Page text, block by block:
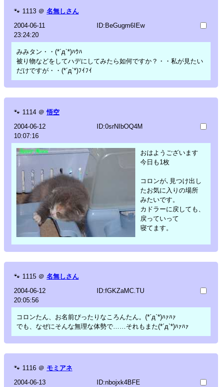
🐾 1113 ＠ 名無しさん
2004-06-11
23:24:20
ID:BeGugm6IEw
みみタン・・(*´д`*)ﾊｳﾊ
被り物などをしてハデにしてみたら如何ですか？・・私が見たい
だけですが・・(*´д`*)ﾌｲﾌｲ
🐾 1114 ＠ 悟空
2004-06-12
10:07:16
ID:0srNIbOQ4M
おはようございます
今日も1枚
コロンが､見つけ出し
たお気に入りの場所
みたいです。
カドラーに戻しても、
戻っていって
寝てます。
🐾 1115 ＠ 名無しさん
2004-06-12
20:05:56
ID:fGKZaMC.TU
コロンたん、お名前ぴったりなころんたん。(*´д`*)ﾊｧﾊｧ
でも、なぜにそんな無理な体勢で……それもまた(*´д`*)ﾊｧﾊｧ
🐾 1116 ＠ モミアネ
2004-06-13
ID:nbojxk4BFE